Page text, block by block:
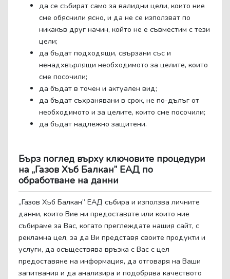
да се събират само за валидни цели, които ние
сме обяснили ясно, и да не се използват по
никакъв друг начин, който не е съвместим с тези
цели;
да бъдат подходящи, свързани със и
ненадхвърлящи необходимото за целите, които
сме посочили;
да бъдат в точен и актуален вид;
да бъдат съхранявани в срок, не по-дълъг от
необходимото и за целите, които сме посочили;
да бъдат надлежно защитени.
Бърз поглед върху ключовите процедури
на „Газов Хъб Балкан” ЕАД по
обработване на данни
„Газов Хъб Балкан” ЕАД събира и използва личните
данни, които Вие ни предоставяте или които ние
събираме за Вас, когато преглеждате нашия сайт, с
рекламна цел, за да Ви представя своите продукти и
услуги, да осъществява връзка с Вас с цел
предоставяне на информация, да отговаря на Ваши
запитвания и да анализира и подобрява качеството